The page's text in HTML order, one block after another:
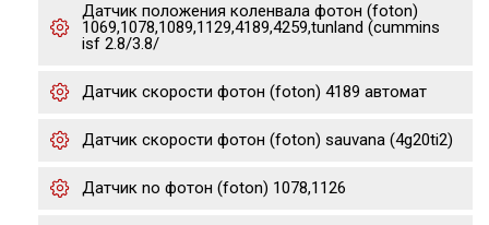
Датчик положения коленвала фотон (foton)
1069,1078,1089,1129,4189,4259,tunland (cummins
isf 2.8/3.8/
Датчик скорости фотон (foton) 4189 автомат
Датчик скорости фотон (foton) sauvana (4g20ti2)
Датчик no фотон (foton) 1078,1126